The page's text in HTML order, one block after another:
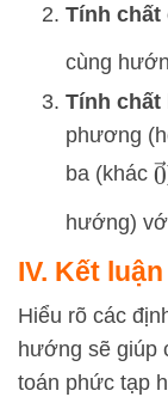
Tính chất
cùng
Tính chất
phương
ba (khác 0
hướng)
IV. Kết luận
Hiểu rõ các
hướng sẽ giúp
toán phức tạp